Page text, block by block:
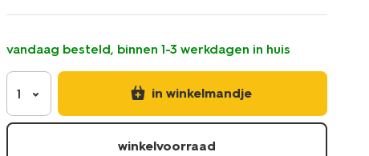
vandaag besteld, binnen 1-3 werkdagen in huis
1 in winkelmandje
winkelvoorraad